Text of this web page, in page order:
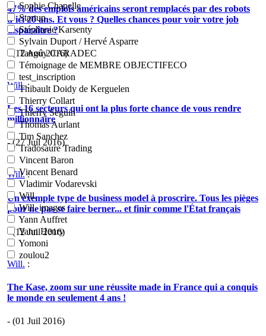
Sophie Chapelle
Startup
Stéphanie Karsenty
Sylvain Duport / Hervé Asparre
Tanguy CARADEC
Témoignage de MEMBRE OBJECTIFECO
test_inscription
Thibault Doidy de Kerguelen
Thierry Collart
Thierry Seguin
Thomas Aurlant
Tim Sanchez
Tradosaure Trading
Vincent Baron
Vincent Benard
Vladimir Vodarevski
Will.
Will. images
Yann Auffret
Yann Henry
Yomoni
zoulou2
47% des emplois américains seront remplacés par des robots
d’ici 20 ans. Et vous ? Quelles chances pour voir votre job
disparaître ?
- (12 Aoû 2016)
Will.:
Les 16 secteurs qui ont la plus forte chance de vous rendre
millionnaire
- (27 Juil 2016)
Will.:
Un exemple type de business model à proscrire. Tous les pièges
pour ne pas se faire berner... et finir comme l'État français
- (12 Juil 2016)
Will. :
The Kase, zoom sur une réussite made in France qui a conquis
le monde en seulement 4 ans !
- (01 Juil 2016)